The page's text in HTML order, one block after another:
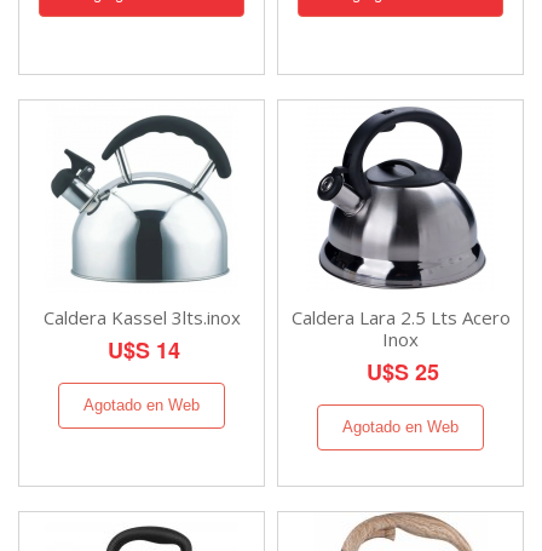
Caldera Kassel 3lts.inox
U$S 14
Agotado en Web
Caldera Lara 2.5 Lts Acero
Inox
U$S 25
Agotado en Web